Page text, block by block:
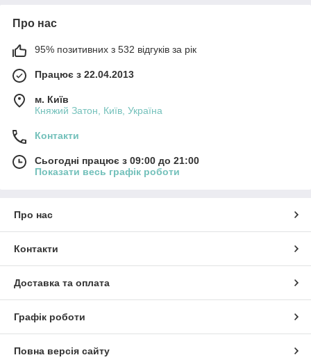
Про нас
95% позитивних з 532 відгуків за рік
Працює з 22.04.2013
м. Київ
Княжий Затон, Київ, Україна
Контакти
Сьогодні працює з 09:00 до 21:00
Показати весь графік роботи
Про нас
Контакти
Доставка та оплата
Графік роботи
Повна версія сайту